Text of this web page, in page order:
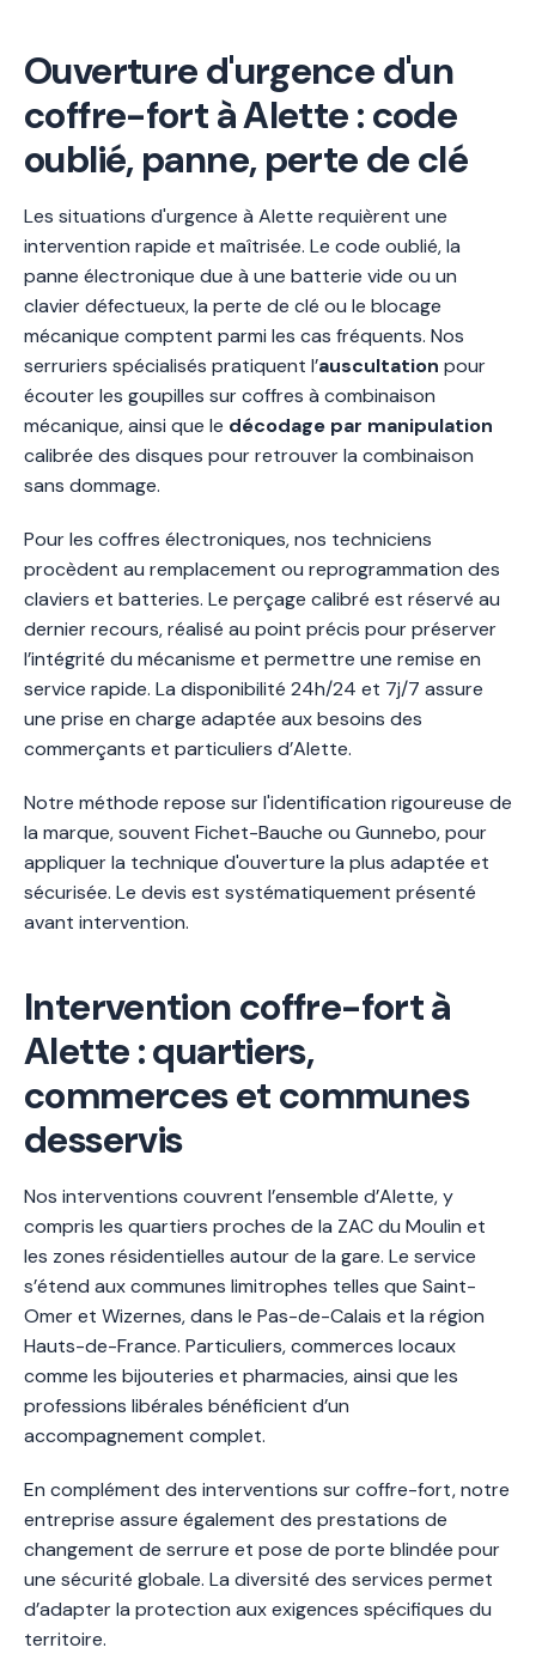
Ouverture d'urgence d'un
coffre-fort à Alette : code
oublié, panne, perte de clé
Les situations d'urgence à Alette requièrent une
intervention rapide et maîtrisée. Le code oublié, la
panne électronique due à une batterie vide ou un
clavier défectueux, la perte de clé ou le blocage
mécanique comptent parmi les cas fréquents. Nos
serruriers spécialisés pratiquent l’auscultation pour
écouter les goupilles sur coffres à combinaison
mécanique, ainsi que le décodage par manipulation
calibrée des disques pour retrouver la combinaison
sans dommage.
Pour les coffres électroniques, nos techniciens
procèdent au remplacement ou reprogrammation des
claviers et batteries. Le perçage calibré est réservé au
dernier recours, réalisé au point précis pour préserver
l’intégrité du mécanisme et permettre une remise en
service rapide. La disponibilité 24h/24 et 7j/7 assure
une prise en charge adaptée aux besoins des
commerçants et particuliers d’Alette.
Notre méthode repose sur l'identification rigoureuse de
la marque, souvent Fichet-Bauche ou Gunnebo, pour
appliquer la technique d'ouverture la plus adaptée et
sécurisée. Le devis est systématiquement présenté
avant intervention.
Intervention coffre-fort à
Alette : quartiers,
commerces et communes
desservis
Nos interventions couvrent l’ensemble d’Alette, y
compris les quartiers proches de la ZAC du Moulin et
les zones résidentielles autour de la gare. Le service
s’étend aux communes limitrophes telles que Saint-
Omer et Wizernes, dans le Pas-de-Calais et la région
Hauts-de-France. Particuliers, commerces locaux
comme les bijouteries et pharmacies, ainsi que les
professions libérales bénéficient d’un
accompagnement complet.
En complément des interventions sur coffre-fort, notre
entreprise assure également des prestations de
changement de serrure et pose de porte blindée pour
une sécurité globale. La diversité des services permet
d’adapter la protection aux exigences spécifiques du
territoire.